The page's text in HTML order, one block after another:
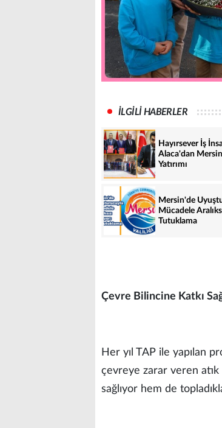
İLGİLİ HABERLER
Hayırsever İş
Alaca'dan
Yatırımı
Mersin'de
Mücadele
Tutuklama
Çevre Bilincine Katkı
Her yıl TAP ile yapılan
çevreye zarar veren atık
sağlıyor hem de